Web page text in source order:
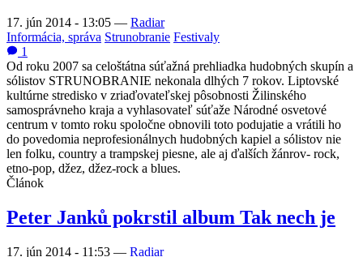
17. jún 2014 - 13:05 — Radiar
Informácia, správa Strunobranie Festivaly
1
Od roku 2007 sa celoštátna súťažná prehliadka hudobných skupín a
sólistov STRUNOBRANIE nekonala dlhých 7 rokov. Liptovské
kultúrne stredisko v zriaďovateľskej pôsobnosti Žilinského
samosprávneho kraja a vyhlasovateľ súťaže Národné osvetové
centrum v tomto roku spoločne obnovili toto podujatie a vrátili ho
do povedomia neprofesionálnych hudobných kapiel a sólistov nie
len folku, country a trampskej piesne, ale aj ďalších žánrov- rock,
etno-pop, džez, džez-rock a blues.
Článok
Peter Janků pokrstil album Tak nech je
17. jún 2014 - 11:53 — Radiar